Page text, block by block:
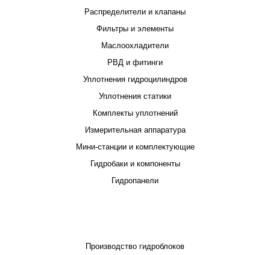
Распределители и клапаны
Фильтры и элементы
Маслоохладители
РВД и фитинги
Уплотнения гидроцилиндров
Уплотнения статики
Комплекты уплотнений
Измерительная аппаратура
Мини-станции и комплектующие
Гидробаки и компоненты
Гидропанели
Производство гидроблоков